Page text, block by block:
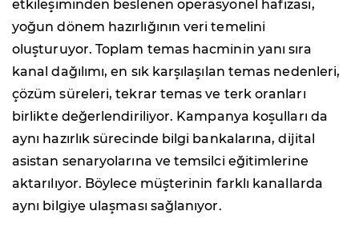
etkileşiminden beslenen operasyonel hafızası,
yoğun dönem hazırlığının veri temelini
oluşturuyor. Toplam temas hacminin yanı sıra
kanal dağılımı, en sık karşılaşılan temas nedenleri,
çözüm süreleri, tekrar temas ve terk oranları
birlikte değerlendiriliyor. Kampanya koşulları da
aynı hazırlık sürecinde bilgi bankalarına, dijital
asistan senaryolarına ve temsilci eğitimlerine
aktarılıyor. Böylece müşterinin farklı kanallarda
aynı bilgiye ulaşması sağlanıyor.